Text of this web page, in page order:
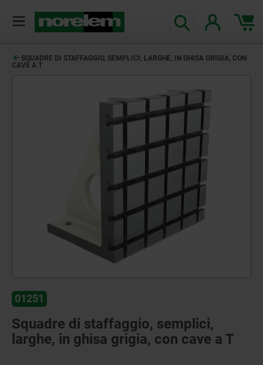
SQUADRE DI STAFFAGGIO, SEMPLICI, LARGHE, IN GHISA GRIGIA, CON
CAVE A T
01251
Squadre di staffaggio, semplici,
larghe, in ghisa grigia, con cave a T